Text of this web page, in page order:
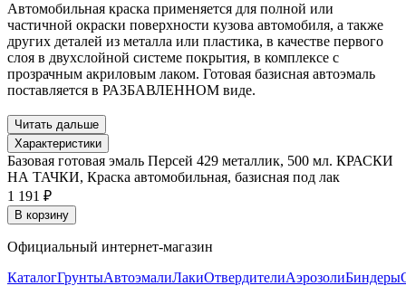
Автомобильная краска применяется для полной или
частичной окраски поверхности кузова автомобиля, а также
других деталей из металла или пластика, в качестве первого
слоя в двухслойной системе покрытия, в комплексе с
прозрачным акриловым лаком. Готовая базисная автоэмаль
поставляется в РАЗБАВЛЕННОМ виде.
Читать дальше
Характеристики
Базовая готовая эмаль Персей 429 металлик, 500 мл. КРАСКИ
НА ТАЧКИ, Краска автомобильная, базисная под лак
1 191 ₽
В корзину
Официальный интернет-магазин
КаталогГрунтыАвтоэмалиЛакиОтвердителиАэрозолиБиндеры